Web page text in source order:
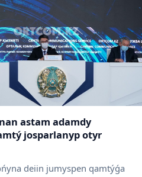
astam adamdy
josparlanyp otyr
deiin jumyspen qamtýǵa